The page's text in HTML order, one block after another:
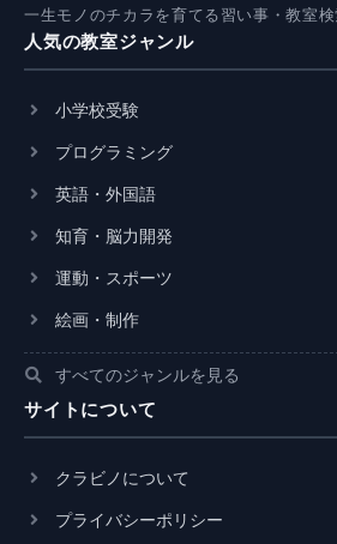
一生モノのチカラを育てる習い事・教室検
人気の教室ジャンル
小学校受験
プログラミング
英語・外国語
知育・脳力開発
運動・スポーツ
絵画・制作
すべてのジャンルを見る
サイトについて
クラビノについて
プライバシーポリシー